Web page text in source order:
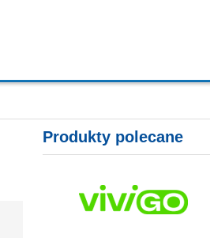
Produkty polecane